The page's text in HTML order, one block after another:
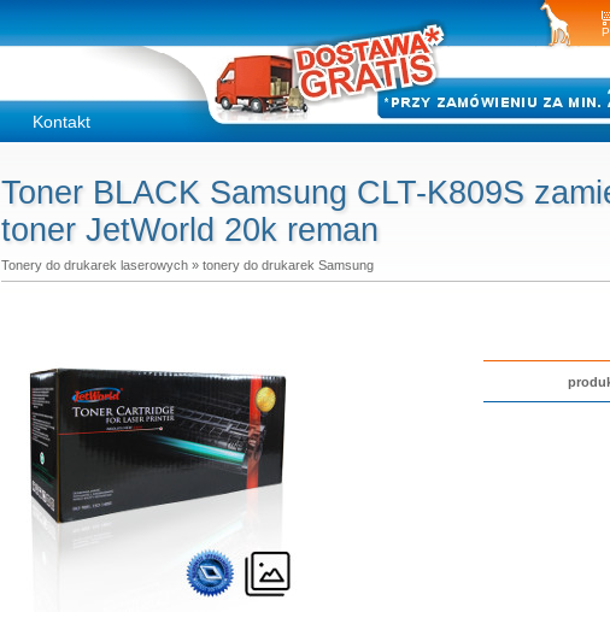
Kontakt
Toner BLACK Samsung CLT-K809S
toner JetWorld 20k reman
Tonery do drukarek laserowych » tonery do drukarek Samsung